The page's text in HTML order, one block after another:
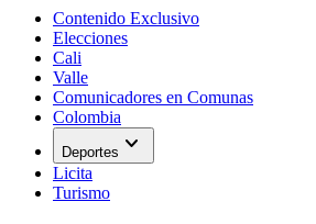
Contenido Exclusivo
Elecciones
Cali
Valle
Comunicadores en Comunas
Colombia
Deportes expand_more
Licita
Turismo